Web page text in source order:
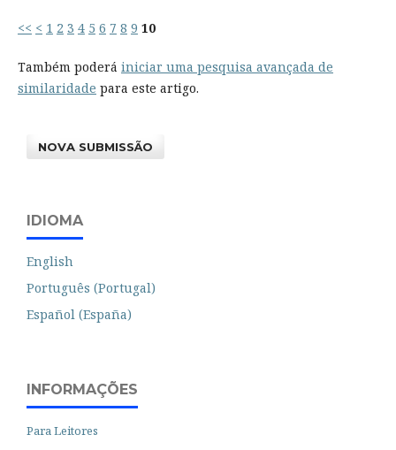
<< < 1 2 3 4 5 6 7 8 9 10
Também poderá iniciar uma pesquisa avançada de
similaridade para este artigo.
NOVA SUBMISSÃO
IDIOMA
English
Português (Portugal)
Español (España)
INFORMAÇÕES
Para Leitores